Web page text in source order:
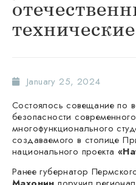
January 25, 2024
Состоялось совещание по
безопасности
многофункционального
создаваемого в столице
национального проекта
Ранее губернатор